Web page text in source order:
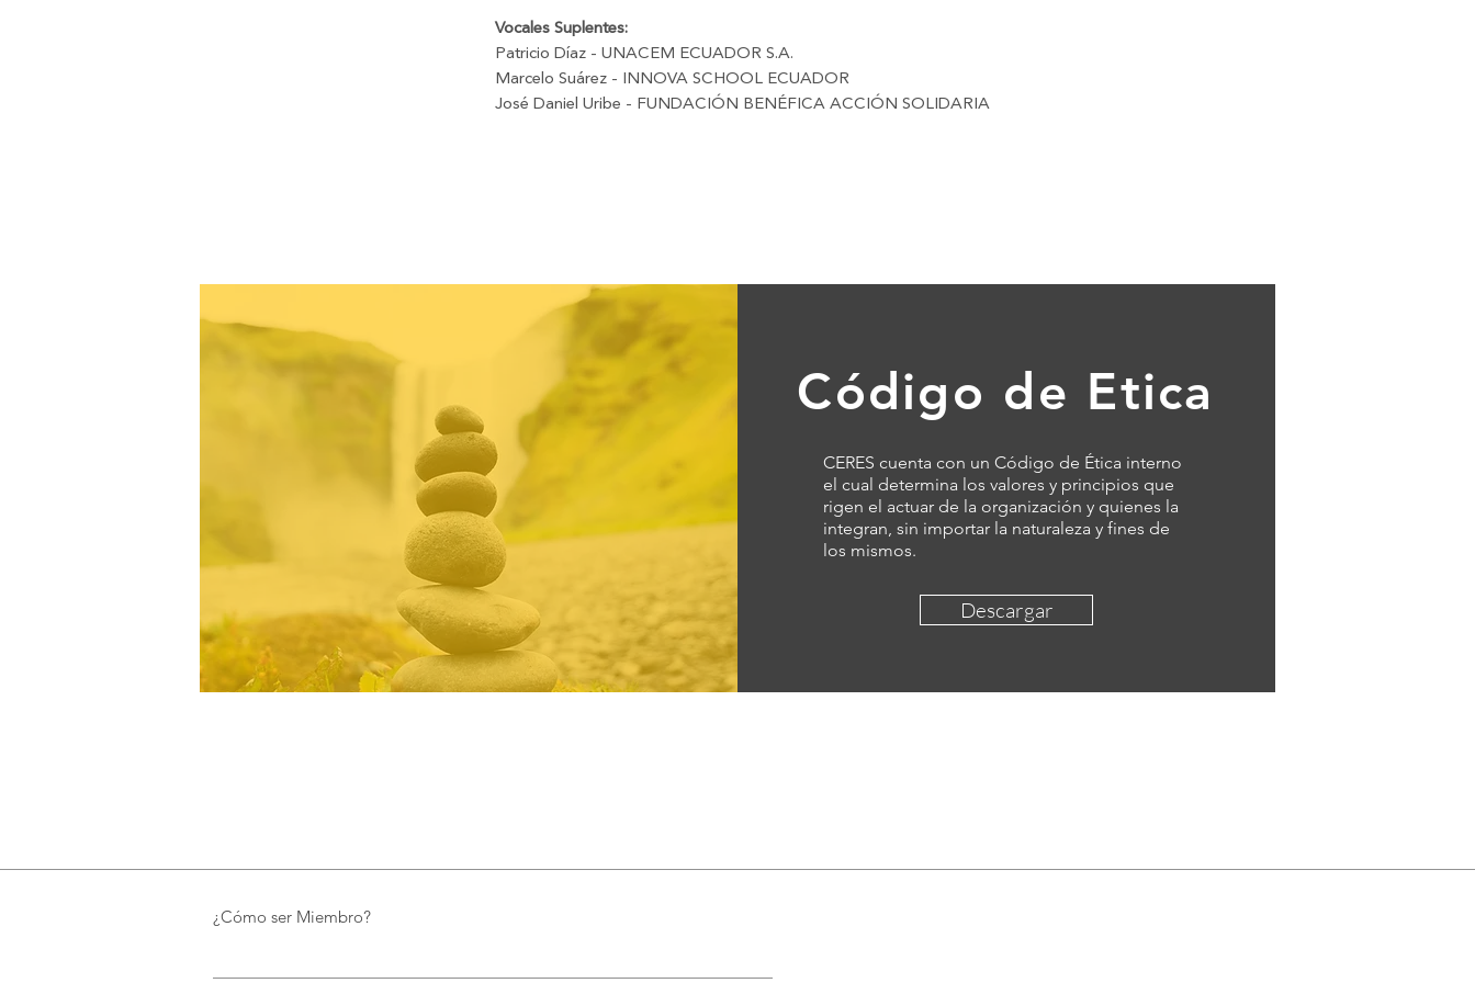
Vocales Suplentes:
Patricio Díaz - UNACEM ECUADOR S.A.
Marcelo Suárez - INNOVA SCHOOL ECUADOR
José Daniel Uribe - FUNDACIÓN BENÉFICA ACCIÓN SOLIDARIA
Código de Etica
CERES cuenta con un Código de Ética interno
el cual determina los valores y principios que
rigen el actuar de la organización y quienes la
integran, sin importar la naturaleza y fines de
los mismos.
Descargar
¿Cómo ser Miembro?